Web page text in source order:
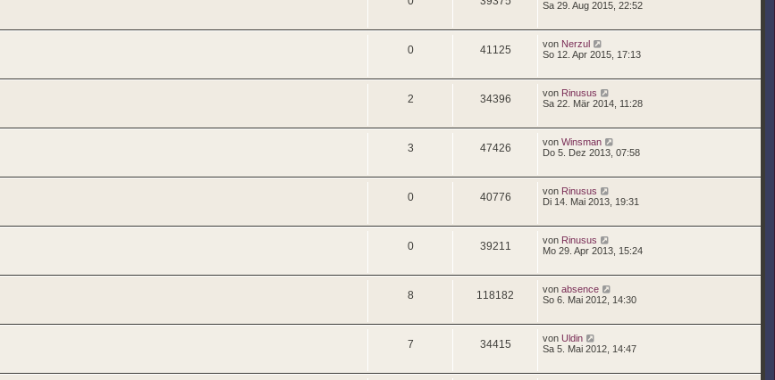
Sa 29. Aug 2015, 22:52
0 41125 von Nerzul
So 12. Apr 2015, 17:13
2 34396 von Rinusus
Sa 22. Mär 2014, 11:28
3 47426 von Winsman
Do 5. Dez 2013, 07:58
0 40776 von Rinusus
Di 14. Mai 2013, 19:31
0 39211 von Rinusus
Mo 29. Apr 2013, 15:24
8 118182 von absence
So 6. Mai 2012, 14:30
7 34415 von Uldin
Sa 5. Mai 2012, 14:47